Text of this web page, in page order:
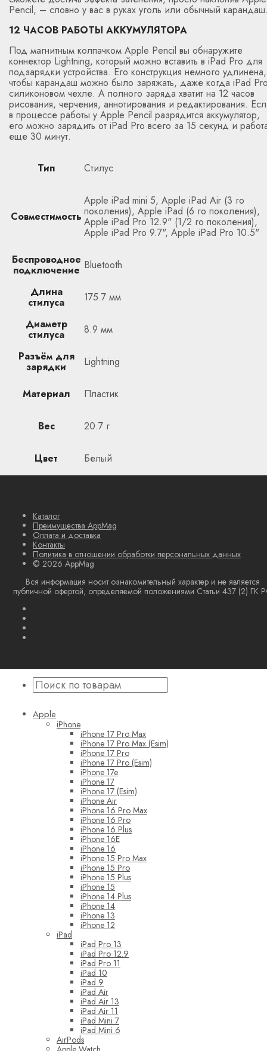
Pencil, – словно у вас в руках уголь или обычный
12 ЧАСОВ РАБОТЫ АККУМУЛЯТОРА
Под магнитным колпачком Apple Pencil вы обнаружите
коннектор Lightning, который можно вставить в iPad Pro для
подзарядки устройства. Его конструкция немного удлинена,
чтобы карандаш можно было заряжать, даже когда iPad
силиконовом чехле. А полного заряда хватит на 12 часов
рисования, черчения, аннотирования и редактирования.
в процессе работы у Apple Pencil разрядится аккумулятор,
его можно зарядить от iPad Pro всего за 15 секунд и
еще 30 минут.
Тип Стилус
Совместимость
Apple iPad mini 5, Apple iPad Air (3 го
поколения), Apple iPad (6 го поколения),
Apple iPad Pro 12.9" (1/2 го поколения),
Apple iPad Pro 9.7", Apple iPad Pro 10.5"
Беспроводное
подключение Bluetooth
Длина
стилуса
175.7 мм
Диаметр
стилуса
8.9 мм
Разъём для
зарядки Lightning
Материал Пластик
Вес 20.7 г
Цвет Белый
Каталог
Преимущества AppMag
Оплата и доставка
Контакты
Политика в отношении обработки персональных данных
© 2026 AppMag
Вся информация носит ознакомительный характер и не является
публичной офертой, определяемой положениями Статьи 437 (2) ГК
Apple
iPhone
iPhone 17 Pro Max
iPhone 17 Pro Max (Esim)
iPhone 17 Pro
iPhone 17 Pro (Esim)
iPhone 17e
iPhone 17
iPhone 17 (Esim)
iPhone Air
iPhone 16 Pro Max
iPhone 16 Pro
iPhone 16 Plus
iPhone 16E
iPhone 16
iPhone 15 Pro Max
iPhone 15 Pro
iPhone 15 Plus
iPhone 15
iPhone 14 Plus
iPhone 14
iPhone 13
iPhone 12
iPad
iPad Pro 13
iPad Pro 12.9
iPad Pro 11
iPad 10
iPad 9
iPad Air
iPad Air 13
iPad Air 11
iPad Mini 7
iPad Mini 6
AirPods